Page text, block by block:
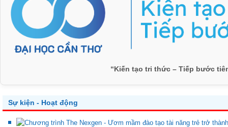
“Kiến tạo tri thức – Tiếp bước
Sự kiện - Hoạt động